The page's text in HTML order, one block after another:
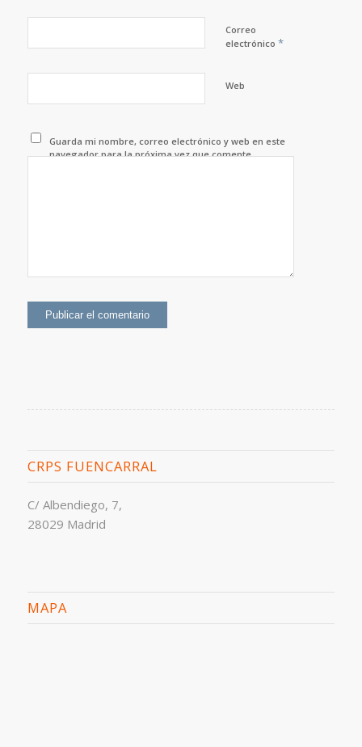
Correo
electrónico *
Web
Guarda mi nombre, correo electrónico y web en este
navegador para la próxima vez que comente.
CRPS FUENCARRAL
C/ Albendiego, 7,
28029 Madrid
MAPA